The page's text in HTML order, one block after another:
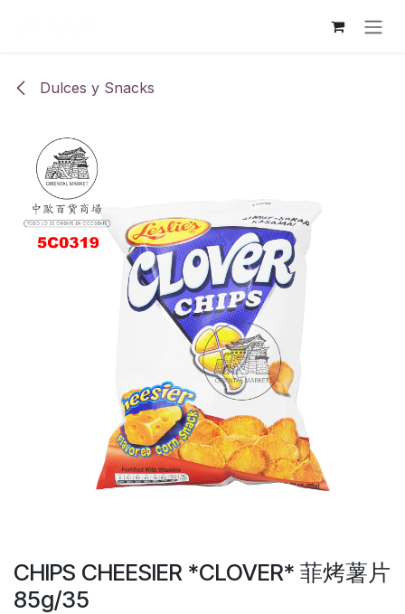
Dulces y Snacks
CHIPS CHEESIER *CLOVER* 菲烤薯片
85g/35